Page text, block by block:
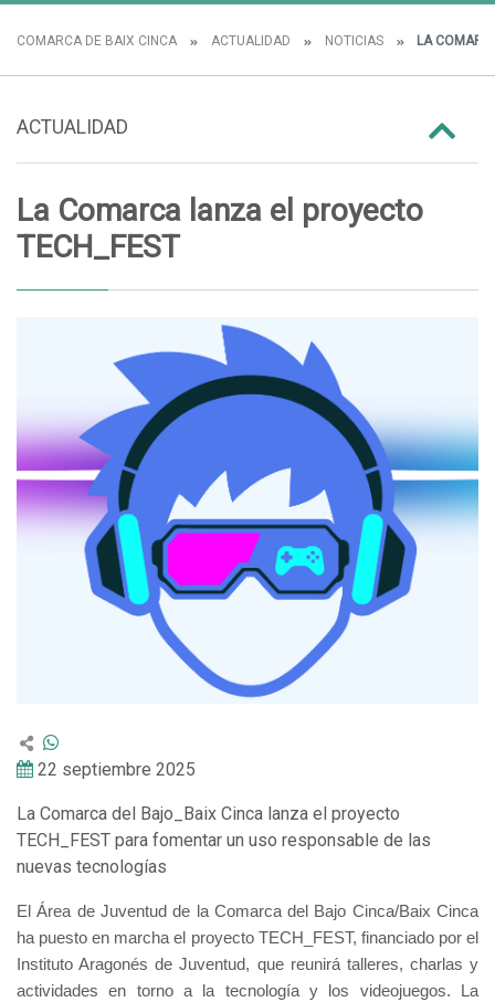
COMARCA DE BAIX CINCA ACTUALIDAD NOTICIAS LA
ACTUALIDAD
La Comarca lanza el proyecto
TECH_FEST
22 septiembre 2025
La Comarca del Bajo_Baix Cinca lanza el proyecto
TECH_FEST para fomentar un uso responsable de las
nuevas tecnologías
El Área de Juventud de la Comarca del Bajo Cinca/Baix Cinca
ha puesto en marcha el proyecto TECH_FEST, financiado por el
Instituto Aragonés de Juventud, que reunirá talleres, charlas y
actividades en torno a la tecnología y los videojuegos. La